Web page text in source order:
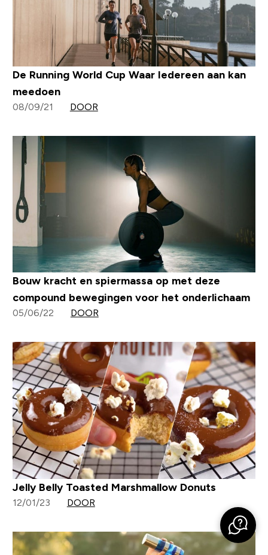
De Running World Cup Waar Iedereen aan kan
meedoen
08/09/21 DOOR
Bouw kracht en spiermassa op met deze
compound bewegingen voor het onderlichaam
05/06/22 DOOR
Jelly Belly Toasted Marshmallow Donuts
12/01/23 DOOR